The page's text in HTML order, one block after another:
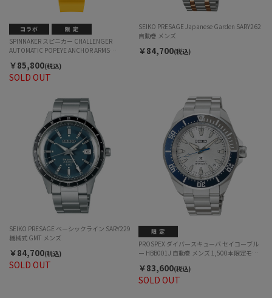
SOLD OUT
SPINNAKER スピニカー CHALLENGER
AUTOMATIC POPEYE ANCHOR ARMS
ィック ポパイ アンカー アームズ リミテッド
エディション SP-5163-01 チックタック限定
￥85,800(税込)
SEIKO PRESAGE Japanese Garden SARY262
自動巻 メンズ
￥84,700(税込)
SOLD OUT
SEIKO PRESAGE ベーシックライン SARY229
機械式 GMT メンズ
￥84,700(税込)
SOLD OUT
PROSPEX ダイバースキューバ セイコーブル
ー HBB001J 自動巻 メンズ 1,500本限定モデ
￥83,600(税込)